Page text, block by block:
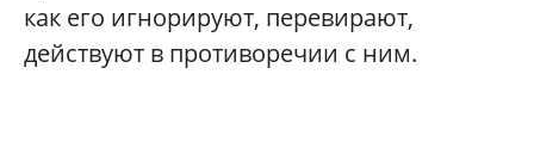
как его игнорируют, перевирают,
действуют в противоречии с ним.